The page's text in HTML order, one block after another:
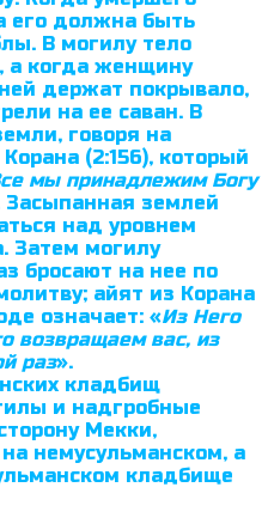
его должна быть
В могилу тело
а когда женщину
держат покрывало,
на ее саван. В
говоря на
(2:156), который
мы принадлежим Богу
Засыпанная землей
над уровнем
Затем могилу
бросают на нее по
айят из Корана
означает: «Из Него
возвращаем вас, из
раз».
кладбищ
и надгробные
Мекки,
немусульманском, а
кладбище